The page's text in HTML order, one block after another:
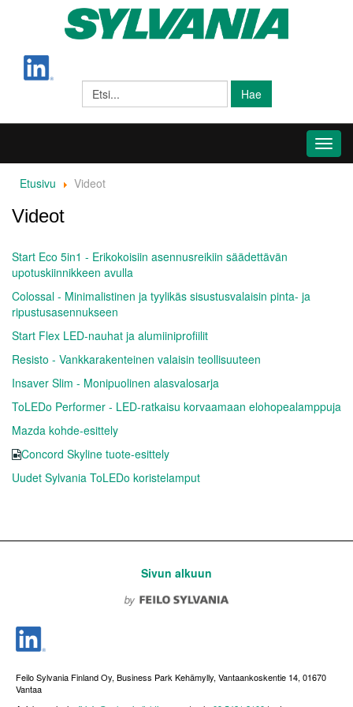
Hae
Etusivu
Videot
Videot
Start Eco 5in1 - Erikokoisiin asennusreikiin säädettävän
upotuskiinnikkeen avulla
Colossal - Minimalistinen ja tyylikäs sisustusvalaisin pinta- ja
ripustusasennukseen
Start Flex LED-nauhat ja alumiiniprofiilit
Resisto - Vankkarakenteinen valaisin teollisuuteen
Insaver Slim - Monipuolinen alasvalosarja
ToLEDo Performer - LED-ratkaisu korvaamaan elohopealamppuja
Mazda kohde-esittely
Concord Skyline tuote-esittely
Uudet Sylvania ToLEDo koristelamput
Sivun alkuun
Feilo Sylvania Finland Oy, Business Park Kehämylly, Vantaankoskentie 14, 01670
Vantaa